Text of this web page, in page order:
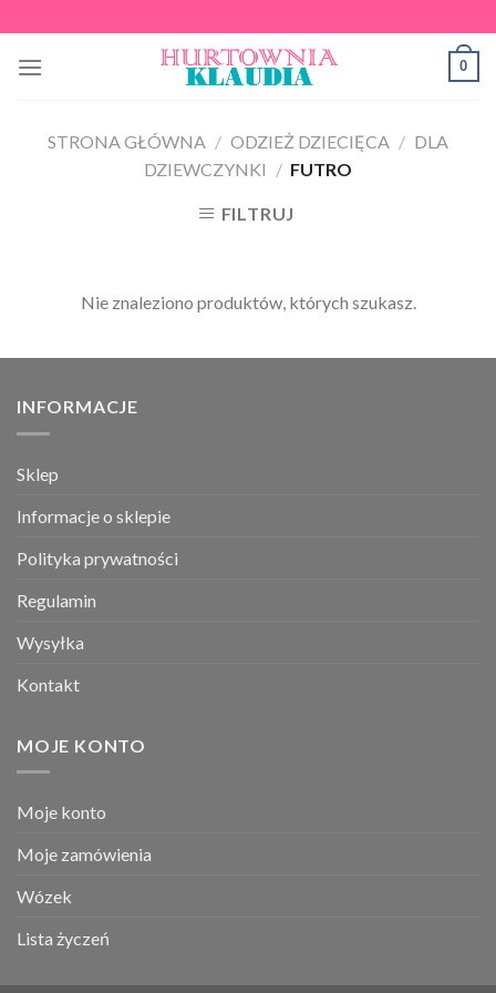
to
content
0
STRONA GŁÓWNA / ODZIEŻ DZIECIĘCA / DLA
DZIEWCZYNKI / FUTRO
FILTRUJ
Nie znaleziono produktów, których szukasz.
INFORMACJE
Sklep
Informacje o sklepie
Polityka prywatności
Regulamin
Wysyłka
Kontakt
MOJE KONTO
Moje konto
Moje zamówienia
Wózek
Lista życzeń